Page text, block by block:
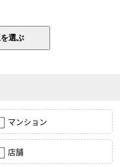
マンション
店舗